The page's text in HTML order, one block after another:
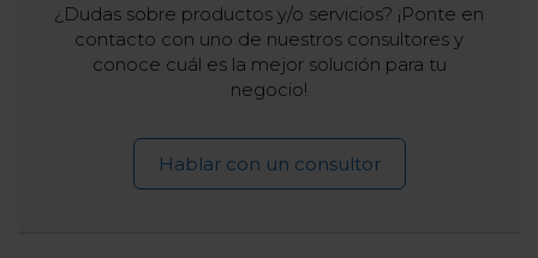
¿Dudas sobre productos y/o servicios? ¡Ponte en
contacto con uno de nuestros consultores y
conoce cuál es la mejor solución para tu
negocio!
Hablar con un consultor